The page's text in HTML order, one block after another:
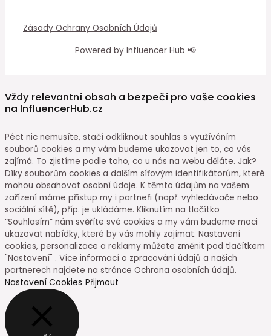
Zásady Ochrany Osobních Údajů
Powered by Influencer Hub 📢
Vždy relevantní obsah a bezpečí pro vaše cookies
na InfluencerHub.cz
Péct nic nemusíte, stačí odkliknout souhlas s využíváním
souborů cookies a my vám budeme ukazovat jen to, co vás
zajímá. To zjistíme podle toho, co u nás na webu děláte. Jak?
Díky souborům cookies a dalším síťovým identifikátorům, které
mohou obsahovat osobní údaje. K těmto údajům na vašem
zařízení máme přístup my i partneři (např. vyhledávače nebo
sociální sítě), příp. je ukládáme. Kliknutím na tlačítko
“Souhlasím” nám svěříte své cookies a my vám budeme moci
ukazovat nabídky, které by vás mohly zajímat. Nastavení
cookies, personalizace a reklamy můžete změnit pod tlačítkem
"Nastavení" . Více informací o zpracování údajů a našich
partnerech najdete na stránce Ochrana osobních údajů.
Nastavení Cookies Přijmout